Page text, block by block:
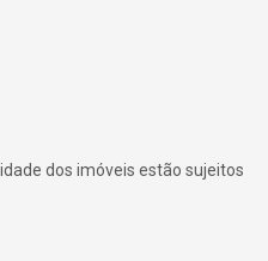
dos imóveis estão sujeitos